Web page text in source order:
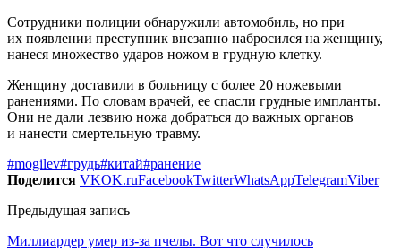
Сотрудники полиции обнаружили автомобиль, но при
их появлении преступник внезапно набросился на женщину,
нанеся множество ударов ножом в грудную клетку.
Женщину доставили в больницу с более 20 ножевыми
ранениями. По словам врачей, ее спасли грудные импланты.
Они не дали лезвию ножа добраться до важных органов
и нанести смертельную травму.
#mogilev#грудь#китай#ранение
Поделится VKOK.ruFacebookTwitterWhatsAppTelegramViber
Предыдущая запись
Миллиардер умер из-за пчелы. Вот что случилось